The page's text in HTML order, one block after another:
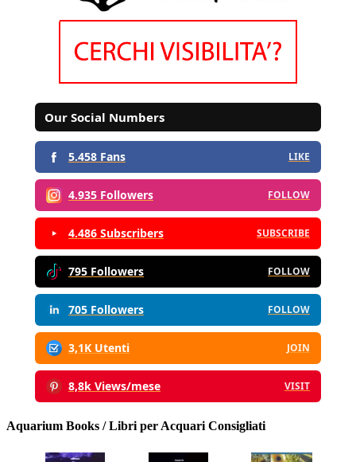
Our Social Numbers
5.458 Fans LIKE
4.935 Followers FOLLOW
4.486 Subscribers SUBSCRIBE
795 Followers FOLLOW
705 Followers FOLLOW
3,1K Utenti JOIN
8,8k Views/mese VISIT
Aquarium Books / Libri per Acquari Consigliati